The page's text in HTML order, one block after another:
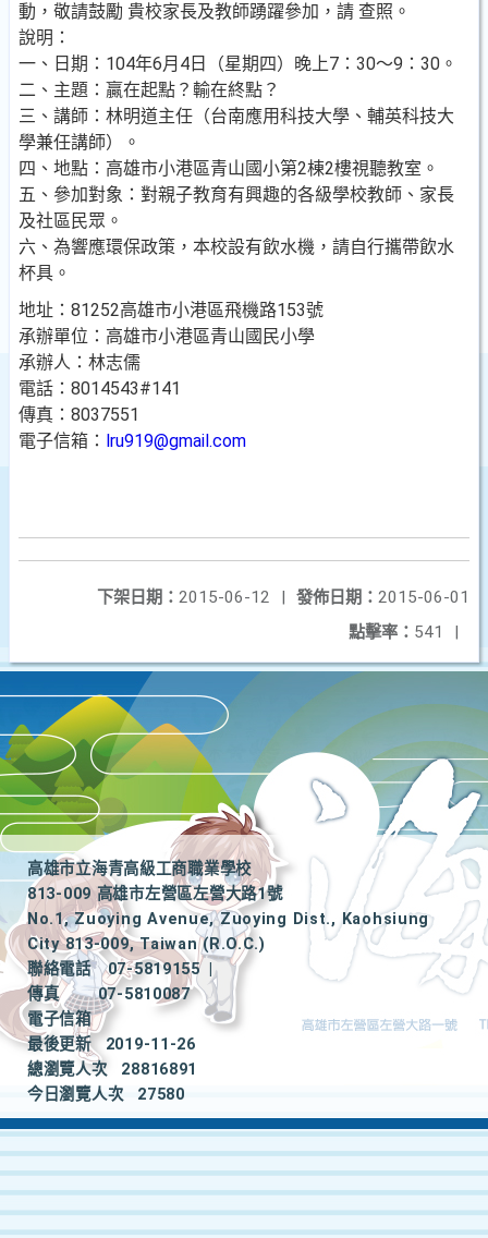
動，敬請鼓勵 貴校家長及教師踴躍參加，請 查照。
說明：
一、日期：104年6月4日（星期四）晚上7：30～9：30。
二、主題：贏在起點？輸在終點？
三、講師：林明道主任（台南應用科技大學、輔英科技大
學兼任講師）。
四、地點：高雄市小港區青山國小第2棟2樓視聽教室。
五、參加對象：對親子教育有興趣的各級學校教師、家長
及社區民眾。
六、為響應環保政策，本校設有飲水機，請自行攜帶飲水
杯具。
地址：81252高雄市小港區飛機路153號
承辦單位：高雄市小港區青山國民小學
承辦人：林志儒
電話：8014543#141
傳真：8037551
電子信箱： lru919@gmail.com
發佈日期： 2015-06-01
下架日期： 2015-06-12
|
點擊率： 541 |
高雄市立海青高級工商職業學校
813-009 高雄市左營區左營大路1號
No.1, Zuoying Avenue, Zuoying Dist., Kaohsiung
City 813-009, Taiwan (R.O.C.)
聯絡電話
07-5819155
|
傳真
07-5810087
電子信箱
最後更新
2019-11-26
總瀏覽人次
28816891
今日瀏覽人次
27580